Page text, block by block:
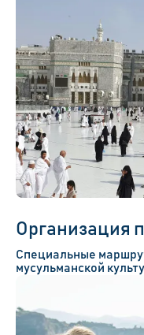
Организация
Специальные
мусульманской